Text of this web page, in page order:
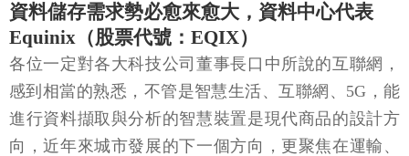
資料儲存需求勢必愈來愈大，資料中心代表
Equinix（股票代號：EQIX）
各位一定對各大科技公司董事長口中所說的互聯網，
感到相當的熟悉，不管是智慧生活、互聯網、5G，能
進行資料擷取與分析的智慧裝置是現代商品的設計方
向，近年來城市發展的下一個方向，更聚焦在運輸、